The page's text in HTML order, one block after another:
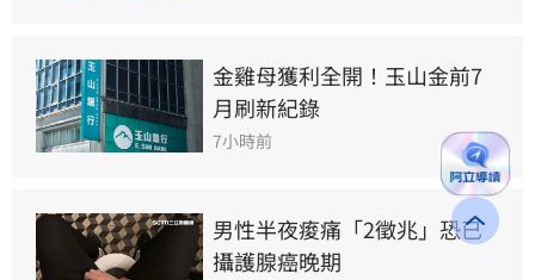
金雞母獲利全開！玉山金前7
月刷新紀錄
7小時前
男性半夜痠痛「2徵兆」恐已
攝護腺癌晚期